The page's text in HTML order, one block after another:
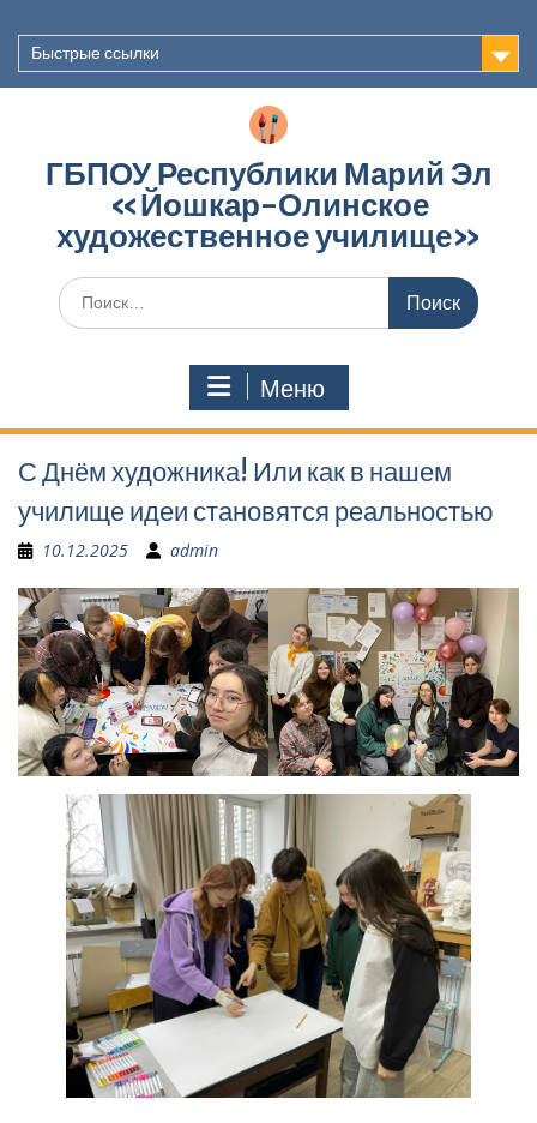
содержимому
Быстрые ссылки
ГБПОУ Республики Марий Эл
«Йошкар-Олинское
художественное училище»
Поиск
по:
Меню
С Днём художника! Или как в нашем
училище идеи становятся реальностью
10.12.2025 admin